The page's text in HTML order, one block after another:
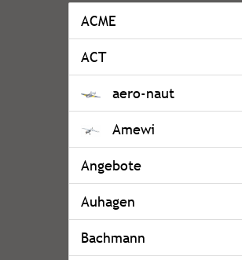
ACME
ACT
aero-naut
Amewi
Angebote
Auhagen
Bachmann